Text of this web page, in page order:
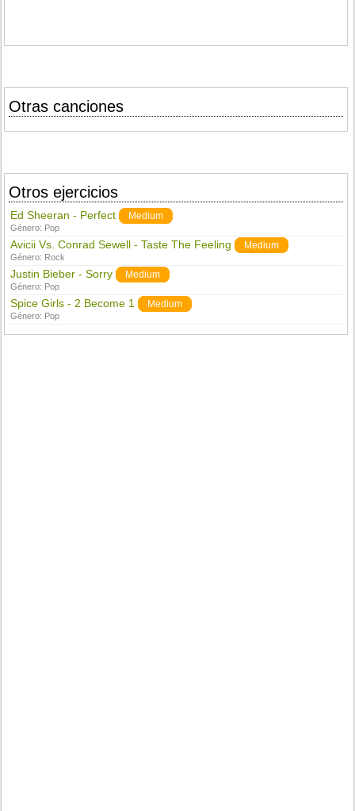
Otras canciones
Otros ejercicios
Ed Sheeran - Perfect Medium
Género: Pop
Avicii Vs. Conrad Sewell - Taste The Feeling Medium
Género: Rock
Justin Bieber - Sorry Medium
Género: Pop
Spice Girls - 2 Become 1 Medium
Género: Pop